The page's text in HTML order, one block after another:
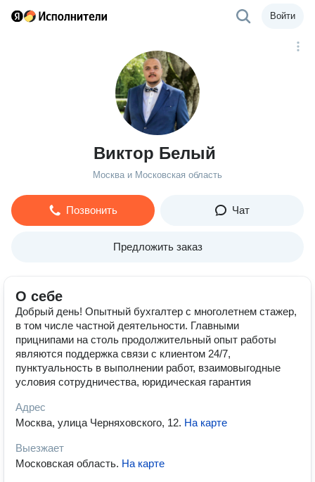
Войти
Виктор Белый
Москва и Московская область
Позвонить Чат
Предложить заказ
О себе
Добрый день! Опытный бухгалтер с многолетнем стажер,
в том числе частной деятельности. Главными
прицнипами на столь продолжительный опыт работы
являются поддержка связи с клиентом 24/7,
пунктуальность в выполнении работ, взаимовыгодные
условия сотрудничества, юридическая гарантия
Адрес
Москва, улица Черняховского, 12. На карте
Выезжает
Московская область. На карте